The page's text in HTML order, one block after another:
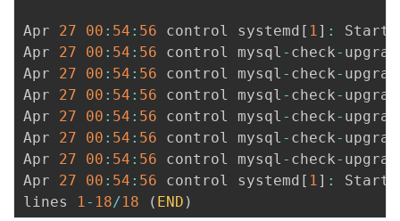
Apr 27 00 : 54 : 56 control systemd [ 1 ] :
Apr 27 00 : 54 : 56 control mysql - check-
Apr 27 00 : 54 : 56 control mysql - check-
Apr 27 00 : 54 : 56 control mysql - check-
Apr 27 00 : 54 : 56 control mysql - check-
Apr 27 00 : 54 : 56 control mysql - check-
Apr 27 00 : 54 : 56 control mysql - check-
Apr 27 00 : 54 : 56 control systemd [ 1 ] :
lines
1 - 18/18 ( END )